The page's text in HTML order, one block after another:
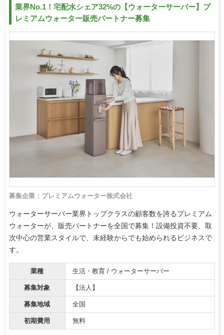
業界No.1！宅配水シェア32%の【ウォーターサーバー】プ
レミアムウォーター販売パートナー募集
募集企業：プレミアムウォーター株式会社
ウォーターサーバー業界トップクラスの顧客数を誇るプレミアム
ウォーターが、販売パートナーを全国で募集！設備投資不要、取
次中心の営業スタイルで、未経験からでも始められるビジネスで
す。
業種 生活・教育 / ウォーターサーバー
募集対象 【法人】
募集地域 全国
初期費用 無料